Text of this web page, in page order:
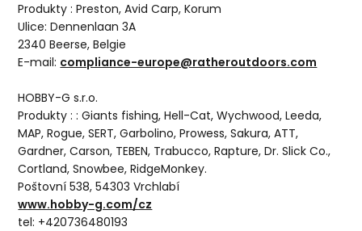
Produkty : Preston, Avid Carp, Korum
Ulice: Dennenlaan 3A
2340 Beerse, Belgie
E-mail: compliance-europe@ratheroutdoors.com
HOBBY-G s.r.o.
Produkty : : Giants fishing, Hell-Cat, Wychwood, Leeda,
MAP, Rogue, SERT, Garbolino, Prowess, Sakura, ATT,
Gardner, Carson, TEBEN, Trabucco, Rapture, Dr. Slick Co.,
Cortland, Snowbee, RidgeMonkey.
Poštovní 538, 54303 Vrchlabí
www.hobby-g.com/cz
tel: +420736480193